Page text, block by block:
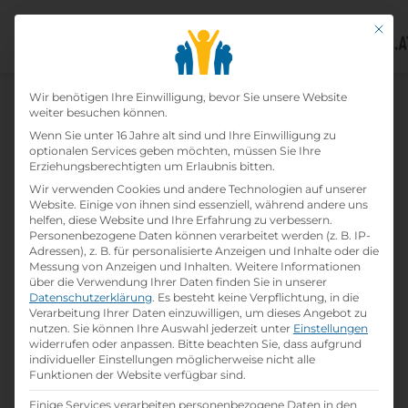
Home»Lehrbetriebe»Wellnesshotel
Wartherhof
Wellnesshotel Wartherhof
printLehrstelle ausdrucken
Detailinformationen
folderBranche:
Hotel- / Gastgewerbe
infoGründungsjahr
Keine Angabe
Mit
Datenschutz-
Wir benötigen Ihre Einwilligung, bevor Sie unsere Website
weiter besuchen können.
Wenn Sie unter 16 Jahre alt sind und Ihre Einwilligung zu
optionalen Services geben möchten, müssen Sie Ihre
Erziehungsberechtigten um Erlaubnis bitten.
Wir verwenden Cookies und andere Technologien auf unserer
Website. Einige von ihnen sind essenziell, während andere uns
helfen, diese Website und Ihre Erfahrung zu verbessern.
Personenbezogene Daten können verarbeitet werden (z. B. IP-
Adressen), z. B. für personalisierte Anzeigen und Inhalte oder die
Messung von Anzeigen und Inhalten. Weitere Informationen
über die Verwendung Ihrer Daten finden Sie in unserer
Datenschutzerklärung. Es besteht keine Verpflichtung, in die
Verarbeitung Ihrer Daten einzuwilligen, um dieses Angebot zu
nutzen. Sie können Ihre Auswahl jederzeit unter Einstellungen
widerrufen oder anpassen. Bitte beachten Sie, dass aufgrund
individueller Einstellungen möglicherweise nicht alle
Funktionen der Website verfügbar sind.
Einige Services verarbeiten personenbezogene Daten in den